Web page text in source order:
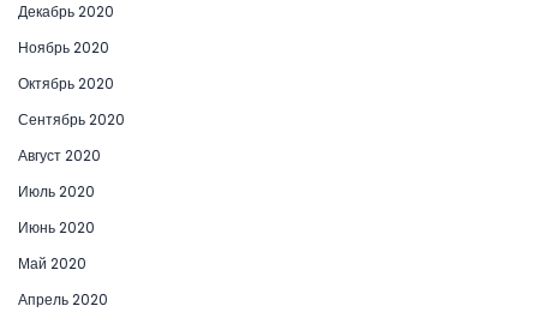
Декабрь 2020
Ноябрь 2020
Октябрь 2020
Сентябрь 2020
Август 2020
Июль 2020
Июнь 2020
Май 2020
Апрель 2020